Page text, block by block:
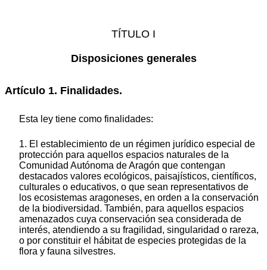
TÍTULO I
Disposiciones generales
Artículo 1. Finalidades.
Esta ley tiene como finalidades:
1. El establecimiento de un régimen jurídico especial de
protección para aquellos espacios naturales de la
Comunidad Autónoma de Aragón que contengan
destacados valores ecológicos, paisajísticos, científicos,
culturales o educativos, o que sean representativos de
los ecosistemas aragoneses, en orden a la conservación
de la biodiversidad. También, para aquellos espacios
amenazados cuya conservación sea considerada de
interés, atendiendo a su fragilidad, singularidad o rareza,
o por constituir el hábitat de especies protegidas de la
flora y fauna silvestres.